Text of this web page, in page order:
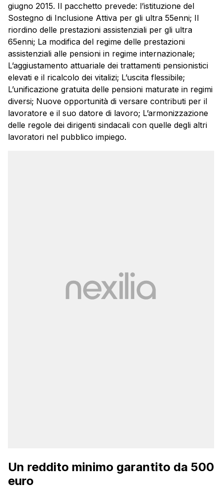
giugno 2015. Il pacchetto prevede: l’istituzione del
Sostegno di Inclusione Attiva per gli ultra 55enni; Il
riordino delle prestazioni assistenziali per gli ultra
65enni; La modifica del regime delle prestazioni
assistenziali alle pensioni in regime internazionale;
L’aggiustamento attuariale dei trattamenti pensionistici
elevati e il ricalcolo dei vitalizi; L’uscita flessibile;
L’unificazione gratuita delle pensioni maturate in regimi
diversi; Nuove opportunità di versare contributi per il
lavoratore e il suo datore di lavoro; L’armonizzazione
delle regole dei dirigenti sindacali con quelle degli altri
lavoratori nel pubblico impiego.
Un reddito minimo garantito da 500
euro